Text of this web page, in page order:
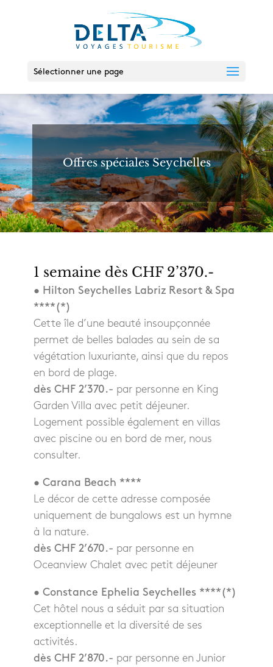
Sélectionner une page
Offres spéciales Seychelles
1 semaine dès CHF 2’370.-
• Hilton Seychelles Labriz Resort & Spa
****(*)
Cette île d’une beauté insoupçonnée
permet de belles balades au sein de sa
végétation luxuriante, ainsi que du repos
en bord de plage.
dès CHF 2’370.- par personne en King
Garden Villa avec petit déjeuner.
Logement possible également en villas
avec piscine ou en bord de mer, nous
consulter.
• Carana Beach ****
Le décor de cette adresse composée
uniquement de bungalows est un hymne
à la nature.
dès CHF 2’670.- par personne en
Oceanview Chalet avec petit déjeuner
• Constance Ephelia Seychelles ****(*)
Cet hôtel nous a séduit par sa situation
exceptionnelle et la diversité de ses
activités.
dès CHF 2’870.- par personne en Junior